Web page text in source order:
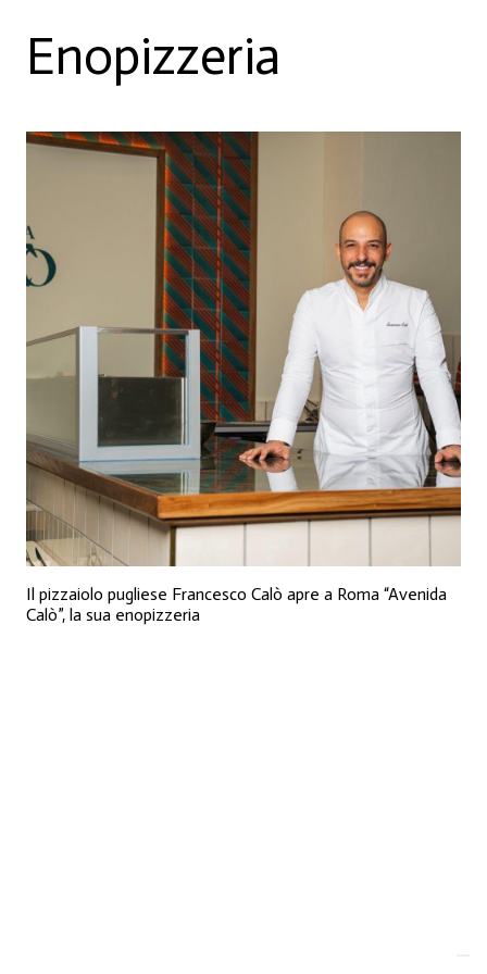
Enopizzeria
Il pizzaiolo pugliese Francesco Calò apre a Roma “Avenida
Calò”, la sua enopizzeria